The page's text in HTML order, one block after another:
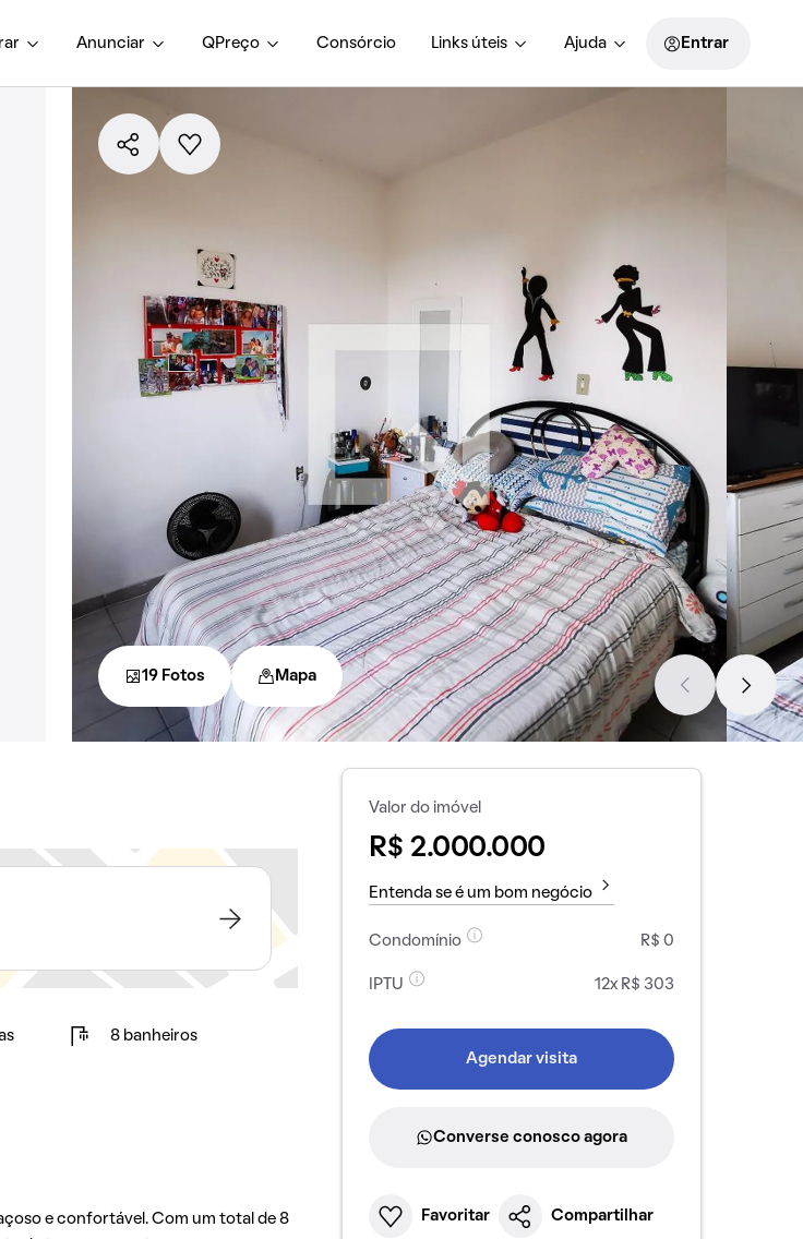
Anunciar QPreço Consórcio Links úteis Ajuda Entrar
19 Fotos Mapa
8 banheiros
e confortável. Com um total de 8
Valor do imóvel
R$ 2.000.000
Entenda se é um bom negócio
Condomínio R$ 0
IPTU 12x R$ 303
Agendar visita
Converse conosco agora
Favoritar Compartilhar